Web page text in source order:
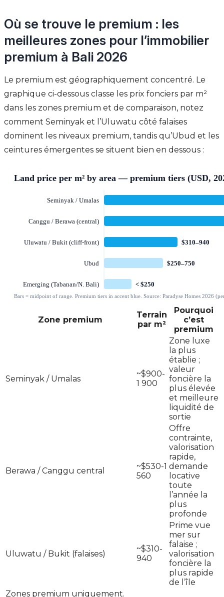
Où se trouve le premium : les
meilleures zones pour l’immobilier
premium à Bali 2026
Le premium est géographiquement concentré. Le
graphique ci-dessous classe les prix fonciers par m²
dans les zones premium et de comparaison, notez
comment Seminyak et l’Uluwatu côté falaises
dominent les niveaux premium, tandis qu’Ubud et les
ceintures émergentes se situent bien en dessous :
Zone premium
Terrain
par m²
Pourquoi
c’est
premium
Seminyak / Umalas
~$900-
1 900
Zone luxe
la plus
établie ;
valeur
foncière la
plus élevée
et meilleure
liquidité de
sortie
Berawa / Canggu central
~$530-1
560
Offre
contrainte,
valorisation
rapide,
demande
locative
toute
l’année la
plus
profonde
Uluwatu / Bukit (falaises)
~$310-
940
Prime vue
mer sur
falaise ;
valorisation
foncière la
plus rapide
de l’île
Zones premium uniquement.